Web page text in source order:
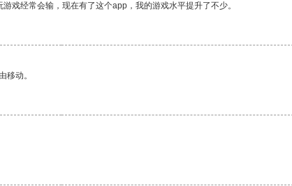
戏经常会输，现在有了这个app，我的游戏水平提升了不少。
移动。